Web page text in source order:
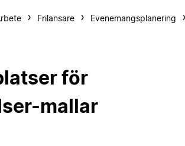
Frilansare Evenemangsplanering
för
mallar